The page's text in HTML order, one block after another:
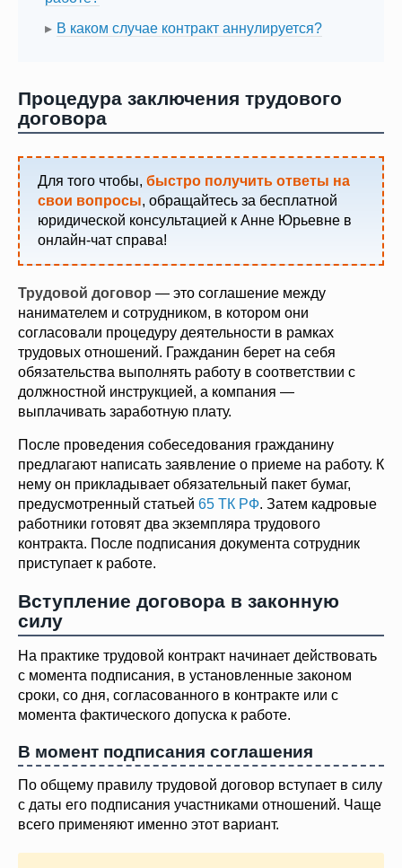
В каком случае контракт аннулируется?
Процедура заключения трудового
договора
Для того чтобы, быстро получить ответы на
свои вопросы, обращайтесь за бесплатной
юридической консультацией к Анне Юрьевне в
онлайн-чат справа!
Трудовой договор — это соглашение между
нанимателем и сотрудником, в котором они
согласовали процедуру деятельности в рамках
трудовых отношений. Гражданин берет на себя
обязательства выполнять работу в соответствии с
должностной инструкцией, а компания —
выплачивать заработную плату.
После проведения собеседования гражданину
предлагают написать заявление о приеме на работу. К
нему он прикладывает обязательный пакет бумаг,
предусмотренный статьей 65 ТК РФ. Затем кадровые
работники готовят два экземпляра трудового
контракта. После подписания документа сотрудник
приступает к работе.
Вступление договора в законную
силу
На практике трудовой контракт начинает действовать
с момента подписания, в установленные законом
сроки, со дня, согласованного в контракте или с
момента фактического допуска к работе.
В момент подписания соглашения
По общему правилу трудовой договор вступает в силу
с даты его подписания участниками отношений. Чаще
всего применяют именно этот вариант.